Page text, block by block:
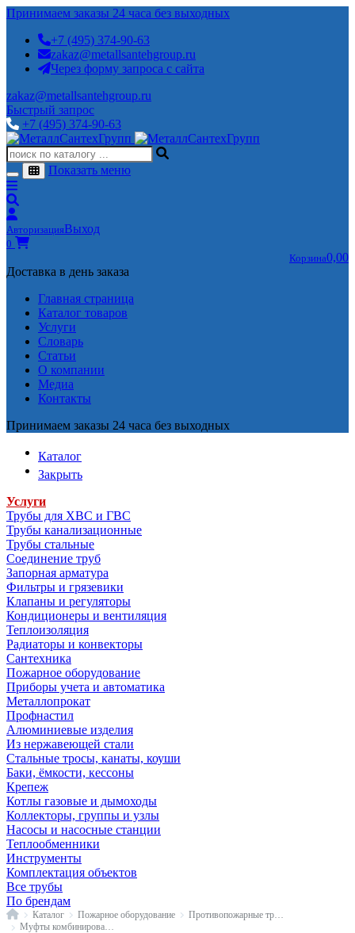
Принимаем заказы 24 часа без выходных
+7 (495) 374-90-63
zakaz@metallsantehgroup.ru
Через форму запроса с сайта
zakaz@metallsantehgroup.ru
Быстрый запрос
+7 (495) 374-90-63
Показать меню
АвторизацияВыход
0
Корзина0,00
Доставка в день заказа
Главная страница
Каталог товаров
Услуги
Словарь
Статьи
О компании
Медиа
Контакты
Принимаем заказы 24 часа без выходных
Каталог
Закрыть
Услуги
Трубы для ХВС и ГВС
Трубы канализационные
Трубы стальные
Соединение труб
Запорная арматура
Фильтры и грязевики
Клапаны и регуляторы
Кондиционеры и вентиляция
Теплоизоляция
Радиаторы и конвекторы
Сантехника
Пожарное оборудование
Приборы учета и автоматика
Металлопрокат
Профнастил
Алюминиевые изделия
Из нержавеющей стали
Стальные тросы, канаты, коуши
Баки, ёмкости, кессоны
Крепеж
Котлы газовые и дымоходы
Коллекторы, группы и узлы
Насосы и насосные станции
Теплообменники
Инструменты
Комплектация объектов
Все трубы
По брендам
ГлавнаяКаталог Пожарное оборудование
Муфты комбинированные под ключ AntiFire